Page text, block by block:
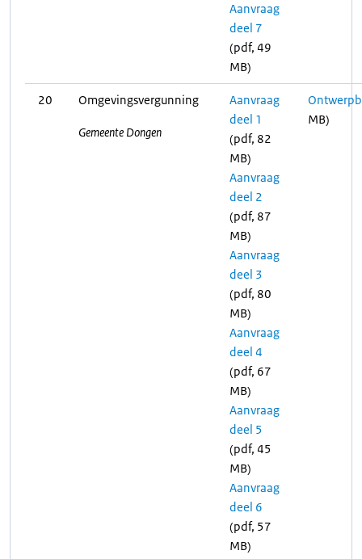
Aanvraag
deel 7
(pdf, 49
MB)
20 Omgevingsvergunning
Gemeente Dongen
Aanvraag
deel 1
(pdf, 82
MB)
Aanvraag
deel 2
(pdf, 87
MB)
Aanvraag
deel 3
(pdf, 80
MB)
Aanvraag
deel 4
(pdf, 67
MB)
Aanvraag
deel 5
(pdf, 45
MB)
Aanvraag
deel 6
(pdf, 57
MB)
MB)